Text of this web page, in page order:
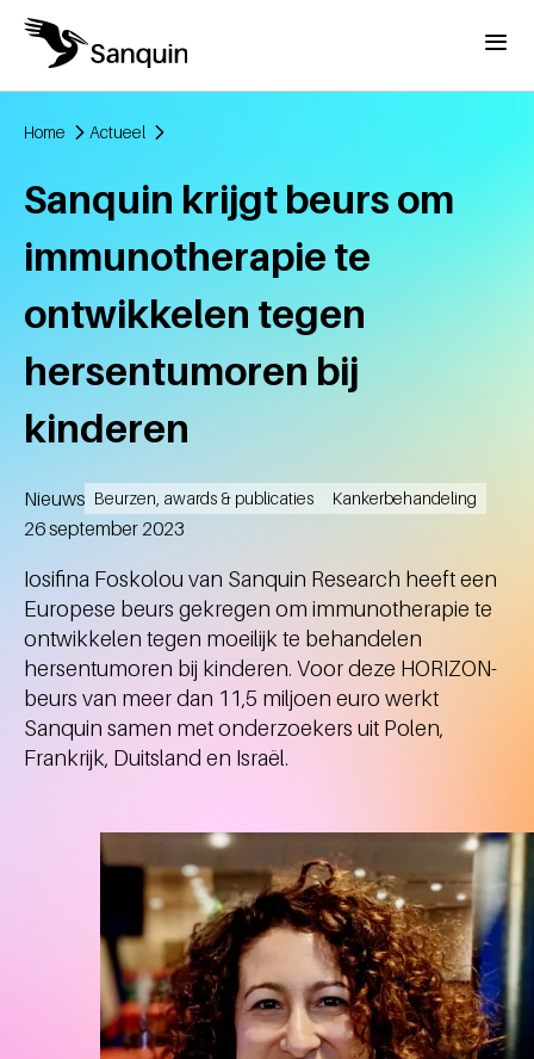
Overslaan en naar de inhoud gaan
Menu
Home Actueel
Sanquin krijgt beurs om
immunotherapie te
ontwikkelen tegen
hersentumoren bij
kinderen
Nieuws Beurzen, awards & publicaties Kankerbehandeling
Aangemaakt
26 september 2023
Iosifina Foskolou van Sanquin Research heeft een
Europese beurs gekregen om immunotherapie te
ontwikkelen tegen moeilijk te behandelen
hersentumoren bij kinderen. Voor deze HORIZON-
beurs van meer dan 11,5 miljoen euro werkt
Sanquin samen met onderzoekers uit Polen,
Frankrijk, Duitsland en Israël.